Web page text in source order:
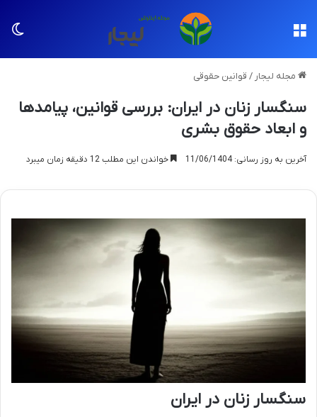
مجله لیجار / قوانین حقوقی
سنگسار زنان در ایران: بررسی قوانین، پیامدها
و ابعاد حقوق بشری
آخرین به روز رسانی: 11/06/1404 خواندن این مطلب 12 دقیقه زمان میبرد
سنگسار زنان در ایران